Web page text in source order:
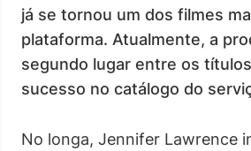
já se tornou um dos filmes
plataforma. Atualmente, a
segundo lugar entre os
sucesso no catálogo do
No longa, Jennifer Lawrence